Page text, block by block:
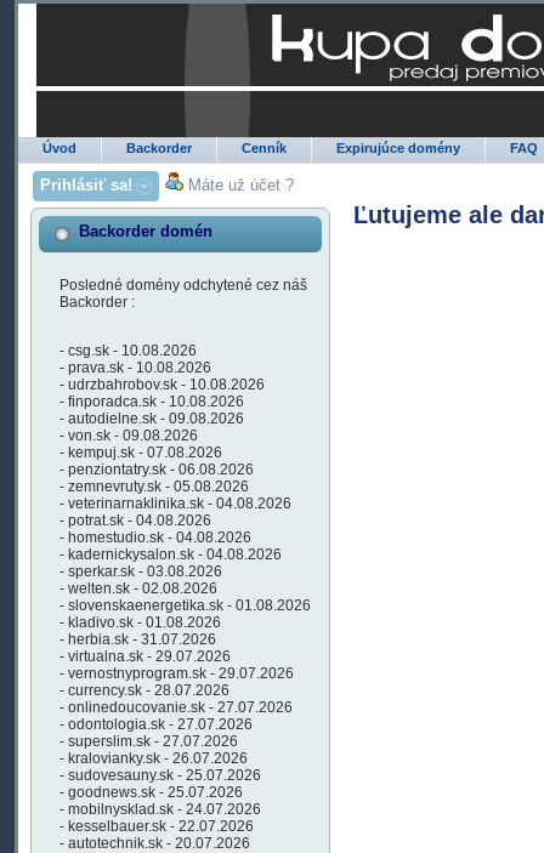
Úvod Backorder Cenník Expirujúce domény FAQ
Prihlásiť sa! Máte už účet ?
Backorder domén
Posledné domény odchytené cez náš
Backorder :
- csg.sk - 10.08.2026
- prava.sk - 10.08.2026
- udrzbahrobov.sk - 10.08.2026
- finporadca.sk - 10.08.2026
- autodielne.sk - 09.08.2026
- von.sk - 09.08.2026
- kempuj.sk - 07.08.2026
- penziontatry.sk - 06.08.2026
- zemnevruty.sk - 05.08.2026
- veterinarnaklinika.sk - 04.08.2026
- potrat.sk - 04.08.2026
- homestudio.sk - 04.08.2026
- kadernickysalon.sk - 04.08.2026
- sperkar.sk - 03.08.2026
- welten.sk - 02.08.2026
- slovenskaenergetika.sk - 01.08.2026
- kladivo.sk - 01.08.2026
- herbia.sk - 31.07.2026
- virtualna.sk - 29.07.2026
- vernostnyprogram.sk - 29.07.2026
- currency.sk - 28.07.2026
- onlinedoucovanie.sk - 27.07.2026
- odontologia.sk - 27.07.2026
- superslim.sk - 27.07.2026
- kralovianky.sk - 26.07.2026
- sudovesauny.sk - 25.07.2026
- goodnews.sk - 25.07.2026
- mobilnysklad.sk - 24.07.2026
- kesselbauer.sk - 22.07.2026
- autotechnik.sk - 20.07.2026
Ľutujeme ale